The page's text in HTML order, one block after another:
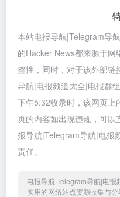
本站电报导航|Telegram导
的Hacker News都来源于
整性，同时，对于该外部
导航|电报频道大全|电报群
下午5:32收录时，该网页上
页的内容如出现违规，可
报导航|Telegram导航|电报
责任。
电报导航|Telegram导航|电报
实用的网络站点资源收集与分